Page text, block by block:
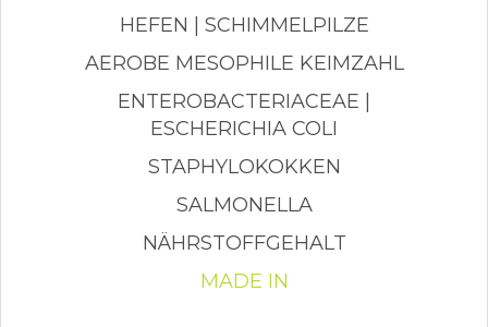
HEFEN | SCHIMMELPILZE
AEROBE MESOPHILE KEIMZAHL
ENTEROBACTERIACEAE |
ESCHERICHIA COLI
STAPHYLOKOKKEN
SALMONELLA
NÄHRSTOFFGEHALT
MADE IN